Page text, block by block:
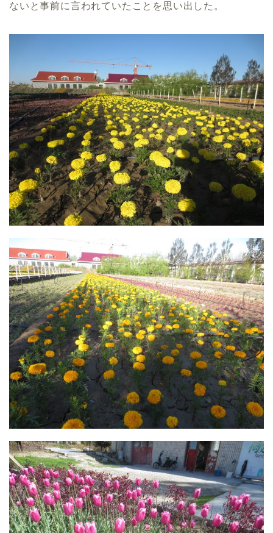
ないと事前に言われていたことを思い出した。